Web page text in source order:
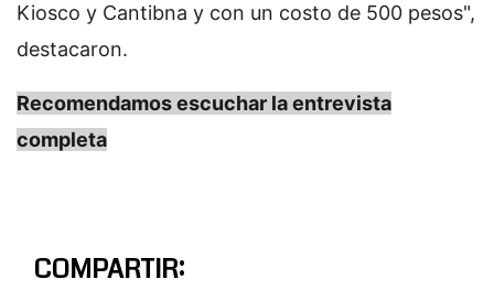
Kiosco y Cantibna y con un costo de 500 pesos",
destacaron.
Recomendamos escuchar la entrevista
completa
COMPARTIR: